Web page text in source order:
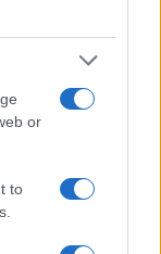
or
to
Ο
με